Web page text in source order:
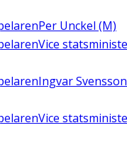
Per Unckel (M)
Vice
Ingvar Svensson
Vice